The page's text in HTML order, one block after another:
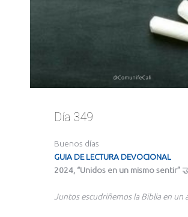
Día 349
Buenos días
GUIA DE LECTURA DEVOCIONAL
2024, “Unidos en un mismo sentir”
Juntos escudriñemos la Biblia en un